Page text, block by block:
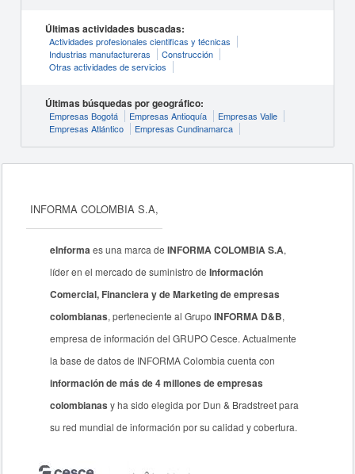
Últimas actividades buscadas:
Actividades profesionales cientificas y técnicas
Industrias manufactureras
Construcción
Otras actividades de servicios
Últimas búsquedas por geográfico:
Empresas Bogotá Empresas Antioquía
Empresas Valle
Empresas Atlántico
Empresas Cundinamarca
INFORMA COLOMBIA S.A,
eInformaes una marca deINFORMA COLOMBIA S.A,
líder en el mercado de suministro deInformación
Comercial, Financiera y de Marketing de empresas
colombianas, perteneciente al GrupoINFORMA D&B,
empresa de información del GRUPO Cesce. Actualmente
la base de datos de INFORMA Colombia cuenta con
información de más de 4 millones de empresas
colombianas y ha sido elegida por Dun & Bradstreet para
su red mundial de información por su calidad y cobertura.